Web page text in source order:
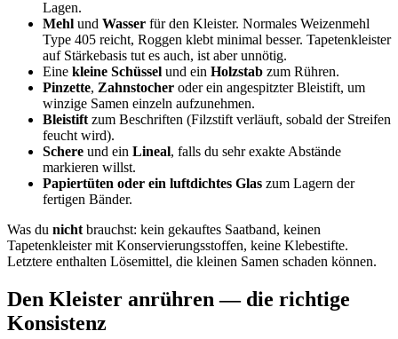
Lagen.
Mehl und Wasser für den Kleister. Normales Weizenmehl
Type 405 reicht, Roggen klebt minimal besser. Tapetenkleister
auf Stärkebasis tut es auch, ist aber unnötig.
Eine kleine Schüssel und ein Holzstab zum Rühren.
Pinzette, Zahnstocher oder ein angespitzter Bleistift, um
winzige Samen einzeln aufzunehmen.
Bleistift zum Beschriften (Filzstift verläuft, sobald der Streifen
feucht wird).
Schere und ein Lineal, falls du sehr exakte Abstände
markieren willst.
Papiertüten oder ein luftdichtes Glas zum Lagern der
fertigen Bänder.
Was du nicht brauchst: kein gekauftes Saatband, keinen
Tapetenkleister mit Konservierungsstoffen, keine Klebestifte.
Letztere enthalten Lösemittel, die kleinen Samen schaden können.
Den Kleister anrühren — die richtige
Konsistenz